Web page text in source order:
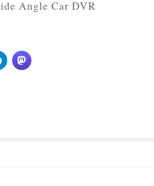
Angle Car DVR